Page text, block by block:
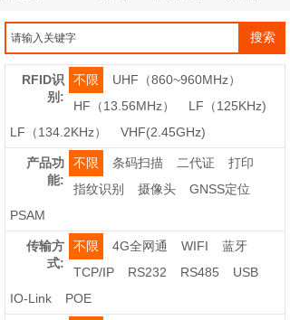
搜索
RFID识
别:
不限
UHF（860~960MHz）
HF（13.56MHz）
LF（125KHz)
LF（134.2KHz）
VHF(2.45GHz)
产品功
能:
不限 条码扫描 二代证
打印
指纹识别
摄像头
GNSS定位
PSAM
传输方
式:
不限 4G全网通 WIFI
蓝牙
TCP/IP
RS232 RS485
USB
IO-Link
POE